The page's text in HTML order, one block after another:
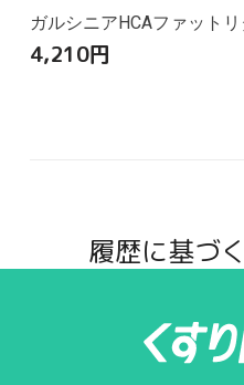
ガルシニアHCAファット
4,210円
履歴に基づ